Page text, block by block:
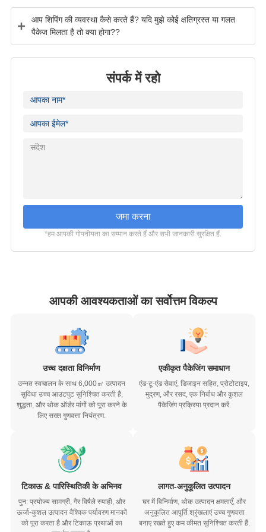
आप शिपिंग की व्यवस्था कैसे करते हैं? यदि मुझे कोई क्षतिग्रस्त या गलत
पैकेज मिलता है तो क्या होगा??
संपर्क में रहो
जमा करना
*हम आपकी गोपनीयता का सम्मान करते हैं और सभी जानकारी सुरक्षित हैं.
आपकी आवश्यकताओं का सर्वोत्तम विकल्प
उच्च दक्षता विनिर्माण
उन्नत स्वचालन के साथ 6,000㎡ उत्पादन
सुविधा उच्च आउटपुट सुनिश्चित करती है,
शुद्धता, और थोक ऑर्डर मांगों को पूरा करने के
लिए सख्त गुणवत्ता नियंत्रण.
एकीकृत पैकेजिंग समाधान
एंड-टू-एंड सेवाएं, डिजाइन सहित, प्रोटोटाइप,
मुद्रण, और रसद, एक निर्बाध और कुशल
पैकेजिंग प्रक्रिया प्रदान करें.
टिकाऊ & पारिस्थितिकी के अभिनव
पुन: प्रयोज्य सामग्री, गैर विषैले स्याही, और
ऊर्जा-कुशल उत्पादन वैश्विक पर्यावरण मानकों
को पूरा करता है और टिकाऊ प्रथाओं का
लागत-अनुकूलित उत्पादन
घर में विनिर्माण, थोक उत्पादन क्षमताएँ, और
अनुकूलित आपूर्ति श्रृंखलाएं उच्च गुणवत्ता
बनाए रखते हुए कम कीमत सुनिश्चित करती हैं.